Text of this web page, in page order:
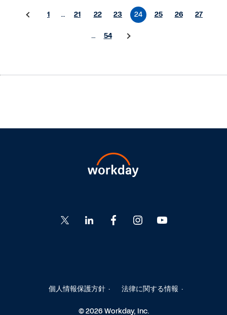
1 … 21 22 23 24 25 26 27
… 54
Go
to
to
Go
to
Go
to
to
個人情報保護方針 法律に関する情報
© 2026 Workday, Inc.